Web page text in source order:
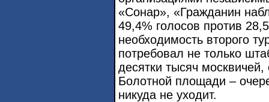
«Сонар», «Гражданин
49,4% голосов против
необходимость второго
потребовал не только
десятки тысяч
Болотной площади –
никуда не уходит.